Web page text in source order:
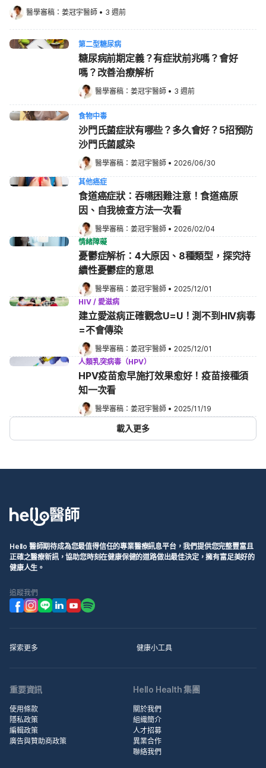
醫學審稿： 姜冠宇醫師 • 3 週前
第二型糖尿病
糖尿病前期定義？有症狀前兆嗎？會好
嗎？改善治療解析
醫學審稿： 姜冠宇醫師 • 3 週前
食物中毒
沙門氏菌症狀有哪些？多久會好？5招預防
沙門氏菌感染
醫學審稿： 姜冠宇醫師 • 2026/06/30
其他癌症
食道癌症狀：吞嚥困難注意！食道癌原
因、自我檢查方法一次看
醫學審稿： 姜冠宇醫師 • 2026/02/04
情緒障礙
憂鬱症解析：4大原因、8種類型，探究持
續性憂鬱症的意思
醫學審稿： 姜冠宇醫師 • 2025/12/01
HIV / 愛滋病
建立愛滋病正確觀念U=U！測不到HIV病毒
=不會傳染
醫學審稿： 姜冠宇醫師 • 2025/12/01
人類乳突病毒（HPV）
HPV疫苗愈早施打效果愈好！疫苗接種須
知一次看
醫學審稿： 姜冠宇醫師 • 2025/11/19
載入更多
Hello 醫師期待成為您最值得信任的專業醫療訊息平台，我們提供您完整豐富且
正確之醫療新訊，協助您時刻在健康保健的道路做出最佳決定，擁有富足美好的
健康人生。
追蹤我們
探索更多 健康小工具
重要資訊
使用條款
隱私政策
編輯政策
廣告與贊助商政策
Hello Health 集團
關於我們
組織簡介
人才招募
異業合作
聯絡我們